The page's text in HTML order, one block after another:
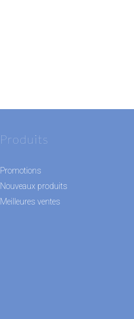
Produits
Promotions
Nouveaux produits
Meilleures ventes